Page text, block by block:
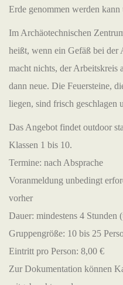
Erde genommen werden kann
Im Archäotechnischen
heißt, wenn ein Gefäß bei der
macht nichts, der Arbeitskreis
dann neue. Die Feuersteine,
liegen, sind frisch geschlagen
Das Angebot findet outdoor
Klassen 1 bis 10.
Termine: nach Absprache
Voranmeldung unbedingt
vorher
Dauer: mindestens 4 Stunden
Gruppengröße: 10 bis 25
Eintritt pro Person: 8,00 €
Zur Dokumentation können